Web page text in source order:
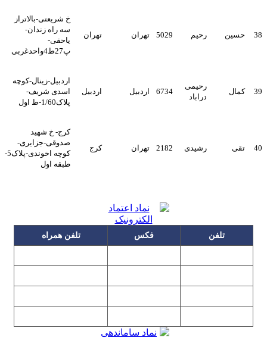
38 حسین رحیم 5029 تهران تهران
خ شریعتی-بالاتراز
سه راه زندان-
یاحقی-
پ27ط4واحدغربی
39 کمال
رحیمی
دراباد
6734 اردبیل اردبیل
اردبیل-زینال-کوچه
اسدی شریف-
پلاک1/60-ط اول
40 تقی رشیدی 2182 تهران کرج
کرج- خ شهید
صدوقی-جزایری-
کوچه اخوندی-پلاک5-
طبقه اول
تلفن فکس تلفن همراه